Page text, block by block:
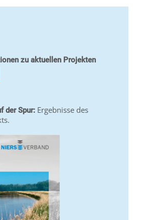
zu aktuellen Projekten
der Spur: Ergebnisse des